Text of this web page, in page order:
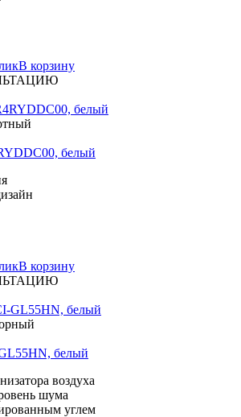
В корзину
белый
В корзину
белый
воздуха
шума
углем